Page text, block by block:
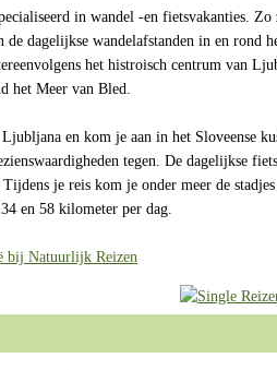
in wandel -en fietsvakanties.
de dagelijkse wandelafstanden in en rond
het histroisch centrum van
het Meer van Bled.
en kom je aan in het Sloveense
tegen. De dagelijkse
je reis kom je onder meer de
en 58 kilometer per dag.
bij Natuurlijk Reizen